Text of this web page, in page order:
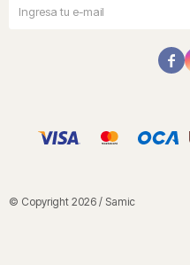

© Copyright 2026 / Samic